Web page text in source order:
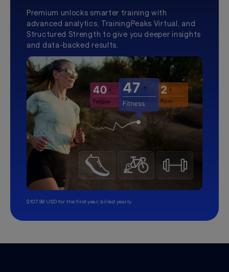
Premium unlocks smarter training with
advanced analytics, TrainingPeaks Virtual, and
Structured Strength to give you deeper insights
and data-backed results.
$107.99 USD for the first year, billed yearly.